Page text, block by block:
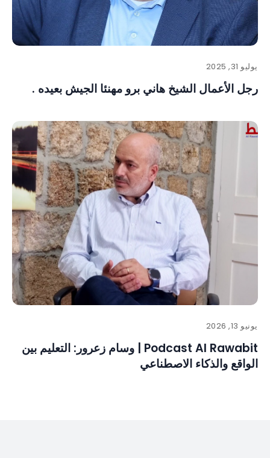
يوليو 31, 2025
رجل الأعمال الشيخ هاني برو مهنئا الجيش بعيده .
يونيو 13, 2026
Podcast Al Rawabit | وسام زعرور: التعليم بين
الواقع والذكاء الاصطناعي